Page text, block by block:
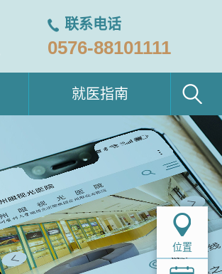
联系电话
0576-88101111
就医指南
位置